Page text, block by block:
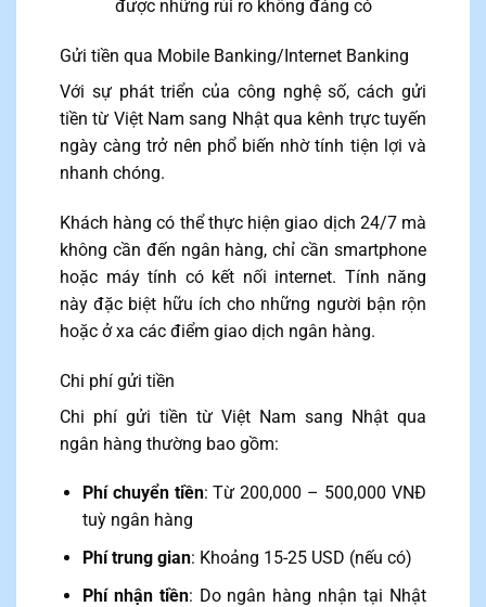
được những rủi ro không đáng có
Gửi tiền qua Mobile Banking/Internet Banking
Với sự phát triển của công nghệ số, cách gửi
tiền từ Việt Nam sang Nhật qua kênh trực tuyến
ngày càng trở nên phổ biến nhờ tính tiện lợi và
nhanh chóng.
Khách hàng có thể thực hiện giao dịch 24/7 mà
không cần đến ngân hàng, chỉ cần smartphone
hoặc máy tính có kết nối internet. Tính năng
này đặc biệt hữu ích cho những người bận rộn
hoặc ở xa các điểm giao dịch ngân hàng.
Chi phí gửi tiền
Chi phí gửi tiền từ Việt Nam sang Nhật qua
ngân hàng thường bao gồm:
Phí chuyển tiền: Từ 200,000 – 500,000 VNĐ
tuỳ ngân hàng
Phí trung gian: Khoảng 15-25 USD (nếu có)
Phí nhận tiền: Do ngân hàng nhận tại Nhật